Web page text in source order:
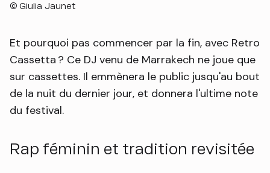
Droits réservés :
© Giulia Jaunet
Et pourquoi pas commencer par la fin, avec Retro
Cassetta ? Ce DJ venu de Marrakech ne joue que
sur cassettes. Il emmènera le public jusqu'au bout
de la nuit du dernier jour, et donnera l'ultime note
du festival.
Rap féminin et tradition revisitée